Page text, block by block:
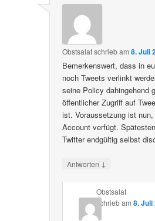
Obstsalatschriebam8. Juli
Bemerkenswert, dass in
noch Tweets verlinkt
seine Policy dahingehend
öffentlicher Zugriff auf
ist. Voraussetzung ist
Account verfügt.
Twitter endgültig selbst
Antworten ↓
Obstsalat
schriebam 8. Juli